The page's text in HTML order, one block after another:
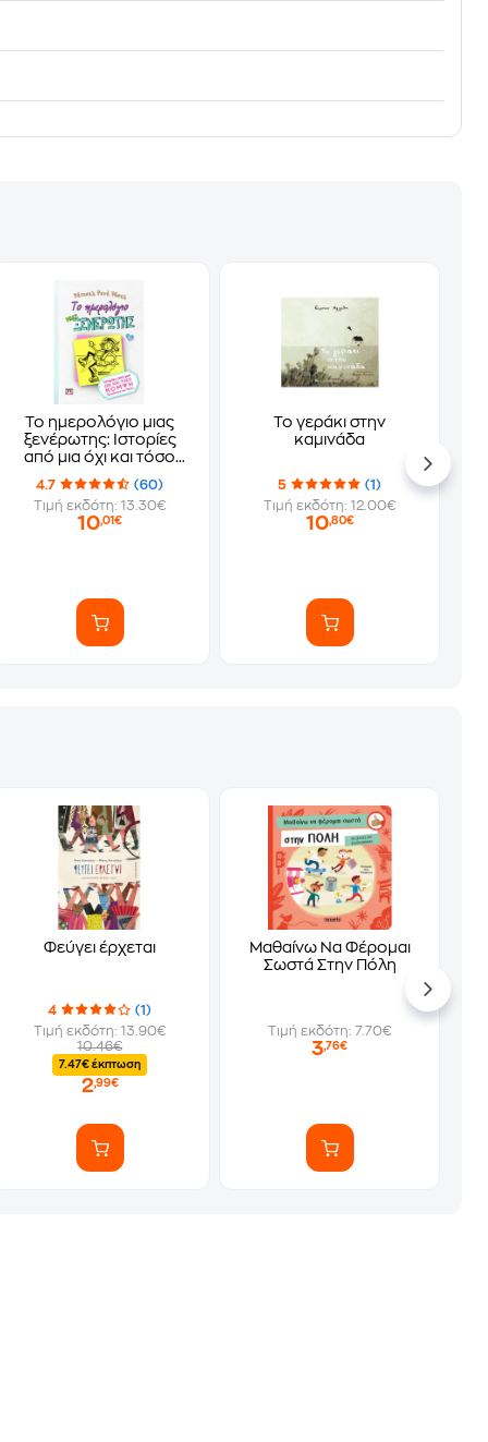
Το ημερολόγιο μιας
ξενέρωτης: Ιστορίες
από μια όχι και τόσο
κομψή πριγκίπισσα του
πάγου
4.7
(60)
Τιμή εκδότη: 13.30€
10,01€
Το γεράκι στην
καμινάδα
5
(1)
Τιμή εκδότη: 12.00€
10,80€
Φεύγει έρχεται
4
(1)
Τιμή εκδότη: 13.90€
10.46€
7.47€ έκπτωση
2,99€
Μαθαίνω Να Φέρομαι
Σωστά Στην Πόλη
Τιμή εκδότη: 7.70€
3,76€